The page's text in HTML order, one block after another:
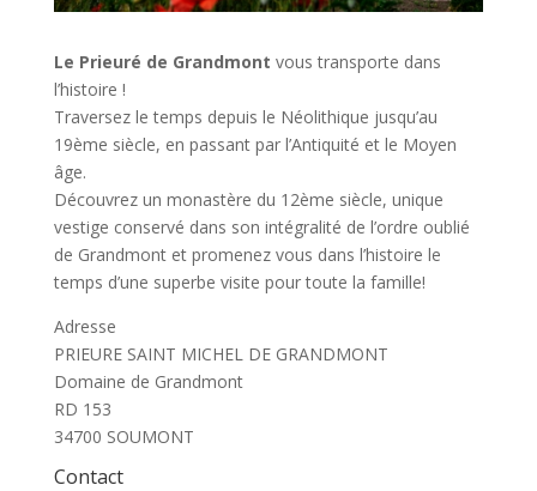
Le Prieuré de Grandmont vous transporte dans
l’histoire !
Traversez le temps depuis le Néolithique jusqu’au
19ème siècle, en passant par l’Antiquité et le Moyen
âge.
Découvrez un monastère du 12ème siècle, unique
vestige conservé dans son intégralité de l’ordre oublié
de Grandmont et promenez vous dans l’histoire le
temps d’une superbe visite pour toute la famille!
Adresse
PRIEURE SAINT MICHEL DE GRANDMONT
Domaine de Grandmont
RD 153
34700 SOUMONT
Contact